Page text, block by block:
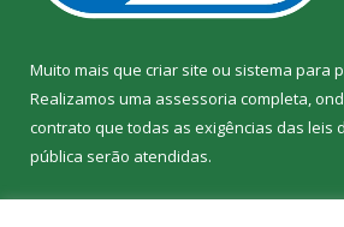
Muito mais que criar site ou sistema para
Realizamos uma assessoria completa,
contrato que todas as exigências das leis
pública serão atendidas.